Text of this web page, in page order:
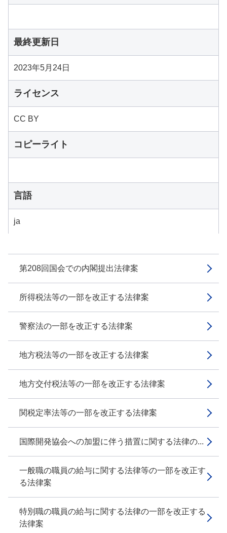
第208回国会での内閣提出法律案
所得税法等の一部を改正する法律案
警察法の一部を改正する法律案
地方税法等の一部を改正する法律案
地方交付税法等の一部を改正する法律案
関税定率法等の一部を改正する法律案
国際開発協会への加盟に伴う措置に関する法律の...
一般職の職員の給与に関する法律等の一部を改正す
る法律案
特別職の職員の給与に関する法律の一部を改正する
法律案
最終更新日
2023年5月24日
ライセンス
CC BY
コピーライト
言語
ja